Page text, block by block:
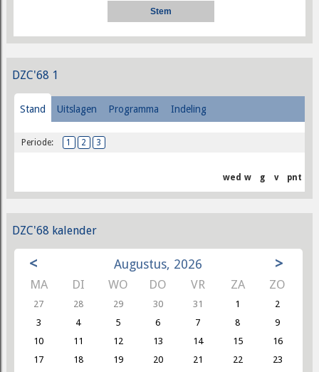
DZC'68 1
Stand Uitslagen Programma Indeling
Periode: 1 2 3
wed w g v pnt
DZC'68 kalender
< Augustus, 2026 >
MA DI WO DO VR ZA ZO
27 28 29 30 31 1
2
3
4 5 6 7 8
9
10
11 12 13 14 15
16
17
18 19 20 21 22
23